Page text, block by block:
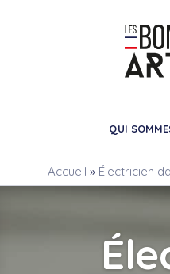
QUI
Accueil » Électricien